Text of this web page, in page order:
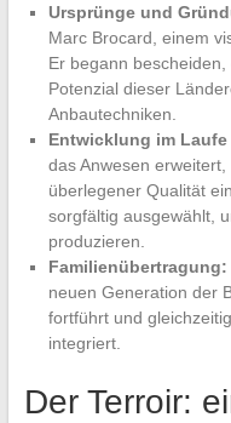
Ursprünge und
Marc Brocard, einem
Er begann
Potenzial dieser
Anbautechniken.
Entwicklung im Laufe
das Anwesen
überlegener Qualität
sorgfältig ausgewählt,
produzieren.
Familienübertragung:
neuen Generation der
fortführt und
integriert.
Der Terroir: